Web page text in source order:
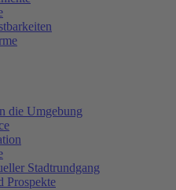
die Umgebung
Stadtrundgang
Prospekte